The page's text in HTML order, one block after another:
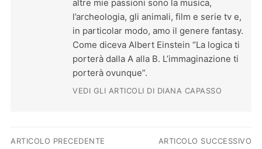
altre mie passioni sono la musica,
l’archeologia, gli animali, film e serie tv e,
in particolar modo, amo il genere fantasy.
Come diceva Albert Einstein “La logica ti
porterà dalla A alla B. L’immaginazione ti
porterà ovunque”.
VEDI GLI ARTICOLI DI DIANA CAPASSO
Navigazione articoli
ARTICOLO PRECEDENTE ARTICOLO SUCCESSIVO